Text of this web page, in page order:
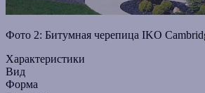
Фото 2: Битумная черепица IKO
Характеристики
Вид
Форма